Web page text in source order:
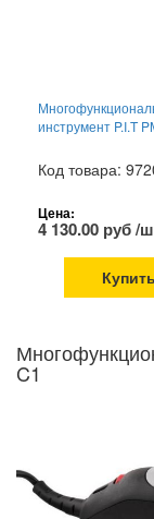
инструмент P.I.T
Код товара:
Цена:
4 130.00 руб /
Купить
C1